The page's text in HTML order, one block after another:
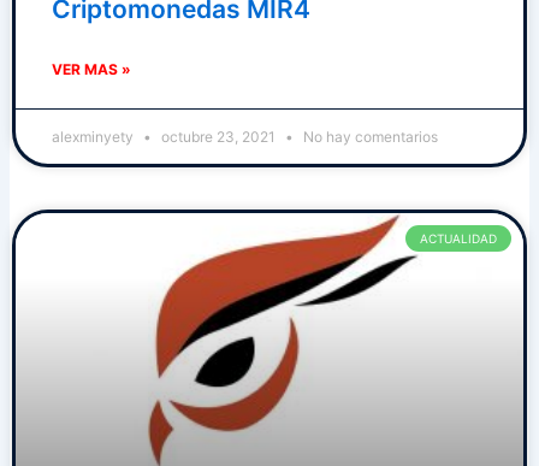
Criptomonedas MIR4
VER MAS »
alexminyety octubre 23, 2021 No hay comentarios
ACTUALIDAD